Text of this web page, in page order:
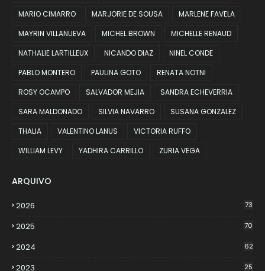
MARIO CIMARRO
MARJORIE DE SOUSA
MARLENE FAVELA
MAYRIN VILLANUEVA
MICHEL BROWN
MICHELLE RENAUD
NATHALIE LARTILLEUX
NICANDO DIAZ
NINEL CONDE
PABLO MONTERO
PAULINA GOTO
RENATA NOTNI
ROSY OCAMPO
SALVADOR MEJIA
SANDRA ECHEVERRIA
SARA MALDONADO
SILVIA NAVARRO
SUSANA GONZALEZ
THALIA
VALENTINO LANUS
VICTORIA RUFFO
WILLIAM LEVY
YADHIRA CARRILLO ZURIA VEGA
ARQUIVO
2026 73
2025 70
2024 62
2023 25